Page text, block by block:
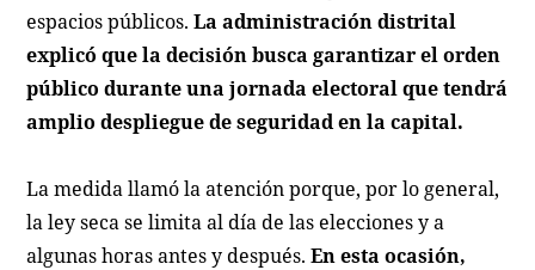
espacios públicos. La administración distrital
explicó que la decisión busca garantizar el orden
público durante una jornada electoral que tendrá
amplio despliegue de seguridad en la capital.
La medida llamó la atención porque, por lo general,
la ley seca se limita al día de las elecciones y a
algunas horas antes y después.En esta ocasión,